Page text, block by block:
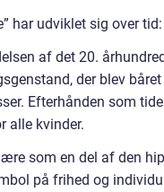
har udviklet sig over tid:
af det 20.
der blev
Efterhånden som
alle kvinder.
som en del af den
på frihed og